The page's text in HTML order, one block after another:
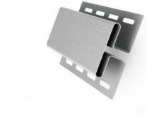
избранное